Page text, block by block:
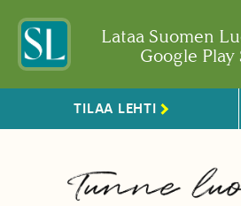
Lataa Suomen
Google Play
TILAA LEHTI